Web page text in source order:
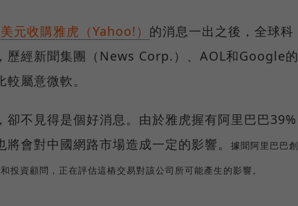
收購雅虎（Yahoo!） 的消息一出之後，全球科
歷經新聞集團（News Corp.）、AOL和Google的
屬意微軟。
卻不見得是個好消息。由於雅虎握有阿里巴巴39%
會對中國網路市場造成一定的影響。
據聞阿里巴巴創
投資顧問，正在評估這樁交易對該公司所可能產生的影響。